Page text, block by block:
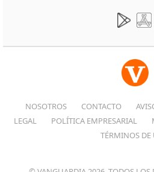
NOSOTROS CONTACTO
LEGAL
POLÍTICA EMPRESARIAL
TÉRMINOS DE